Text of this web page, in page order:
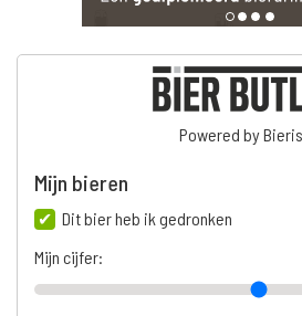
Powered by
Mijn bieren
Dit bier heb ik gedronken
Mijn cijfer: